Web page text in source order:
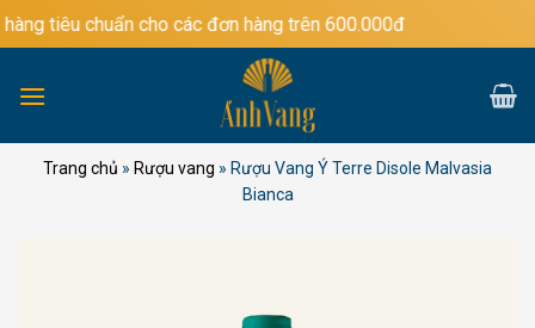
Bỏ
qua
dung
tiêu chuẩn cho các đơn hàng trên 600.000đ
Trang chủ » Rượu vang » Rượu Vang Ý Terre Disole Malvasia
Bianca